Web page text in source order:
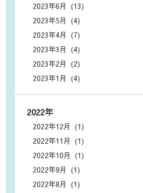
2023年6月 (13)
2023年5月 (4)
2023年4月 (7)
2023年3月 (4)
2023年2月 (2)
2023年1月 (4)
2022年
2022年12月 (1)
2022年11月 (1)
2022年10月 (1)
2022年9月 (1)
2022年8月 (1)